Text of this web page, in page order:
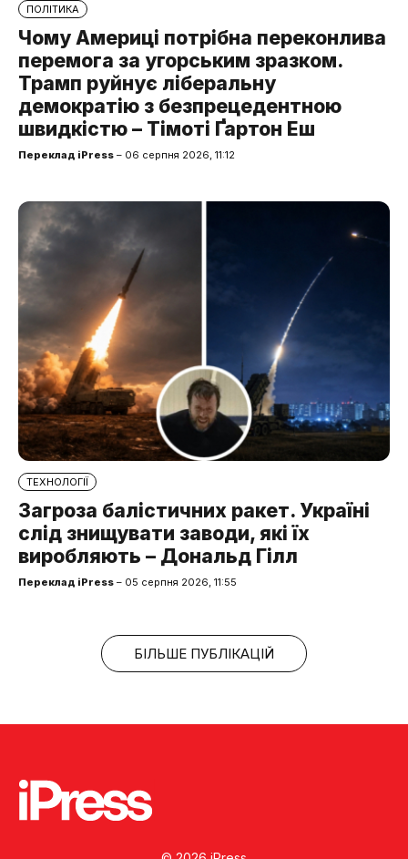
ПОЛІТИКА
Чому Америці потрібна переконлива
перемога за угорським зразком.
Трамп руйнує ліберальну
демократію з безпрецедентною
швидкістю – Тімоті Ґартон Еш
Переклад iPress – 06 серпня 2026, 11:12
ТЕХНОЛОГІЇ
Загроза балістичних ракет. Україні
слід знищувати заводи, які їх
виробляють – Дональд Гілл
Переклад iPress – 05 серпня 2026, 11:55
БІЛЬШЕ ПУБЛІКАЦІЙ